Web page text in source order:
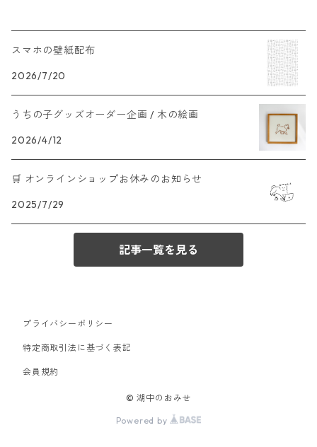
スマホの壁紙配布
2026/7/20
うちの子グッズオーダー企画 / 木の絵画
2026/4/12
🛒 オンラインショップお休みのお知らせ
2025/7/29
記事一覧を見る
プライバシーポリシー
特定商取引法に基づく表記
会員規約
© 湖中のおみせ
Powered by